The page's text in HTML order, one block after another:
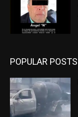
POPULAR POSTS